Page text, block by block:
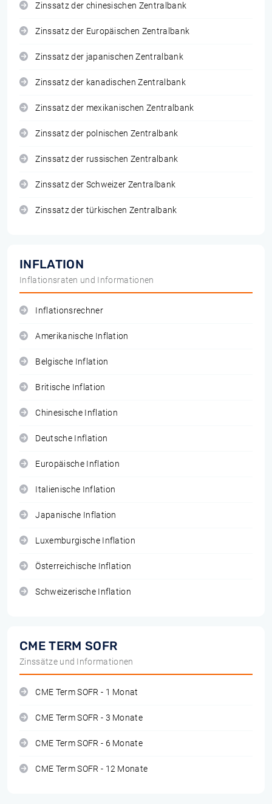
Zinssatz der chinesischen Zentralbank
Zinssatz der Europäischen Zentralbank
Zinssatz der japanischen Zentralbank
Zinssatz der kanadischen Zentralbank
Zinssatz der mexikanischen Zentralbank
Zinssatz der polnischen Zentralbank
Zinssatz der russischen Zentralbank
Zinssatz der Schweizer Zentralbank
Zinssatz der türkischen Zentralbank
INFLATION
Inflationsraten und Informationen
Inflationsrechner
Amerikanische Inflation
Belgische Inflation
Britische Inflation
Chinesische Inflation
Deutsche Inflation
Europäische Inflation
Italienische Inflation
Japanische Inflation
Luxemburgische Inflation
Österreichische Inflation
Schweizerische Inflation
CME TERM SOFR
Zinssätze und Informationen
CME Term SOFR - 1 Monat
CME Term SOFR - 3 Monate
CME Term SOFR - 6 Monate
CME Term SOFR - 12 Monate